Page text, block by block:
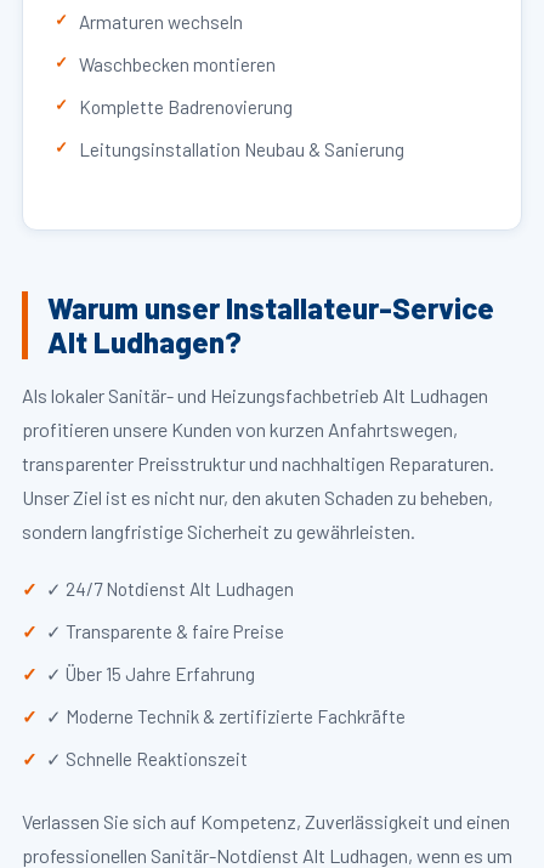
Armaturen wechseln
Waschbecken montieren
Komplette Badrenovierung
Leitungsinstallation Neubau & Sanierung
Warum unser Installateur-Service
Alt Ludhagen?
Als lokaler Sanitär- und Heizungsfachbetrieb Alt Ludhagen
profitieren unsere Kunden von kurzen Anfahrtswegen,
transparenter Preisstruktur und nachhaltigen Reparaturen.
Unser Ziel ist es nicht nur, den akuten Schaden zu beheben,
sondern langfristige Sicherheit zu gewährleisten.
✓ 24/7 Notdienst Alt Ludhagen
✓ Transparente & faire Preise
✓ Über 15 Jahre Erfahrung
✓ Moderne Technik & zertifizierte Fachkräfte
✓ Schnelle Reaktionszeit
Verlassen Sie sich auf Kompetenz, Zuverlässigkeit und einen
professionellen Sanitär-Notdienst Alt Ludhagen, wenn es um